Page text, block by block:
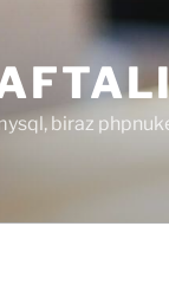
biraz